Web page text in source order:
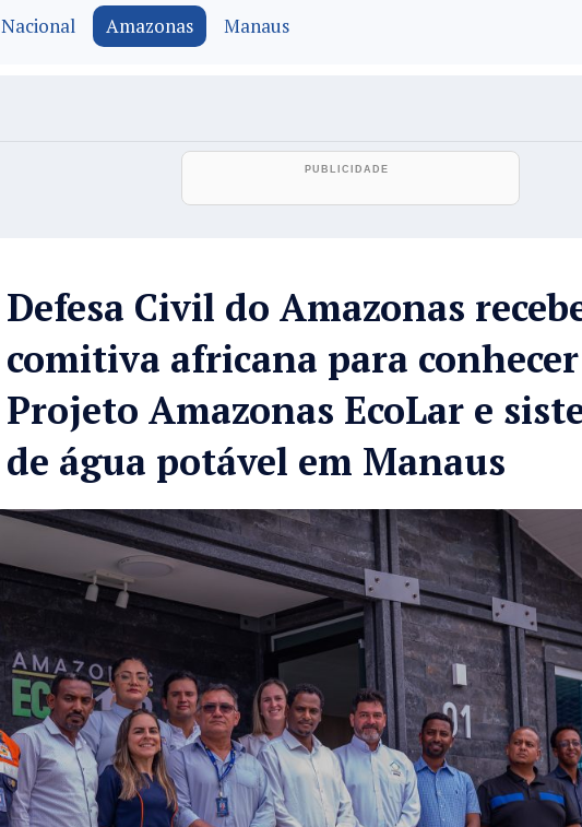
Nacional Amazonas Manaus
Defesa Civil do Amazonas
comitiva africana para conhecer
Projeto Amazonas EcoLar e
de água potável em Manaus